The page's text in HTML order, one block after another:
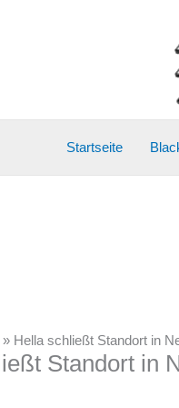
Startseite
Hella schließt Standort in
Standort in